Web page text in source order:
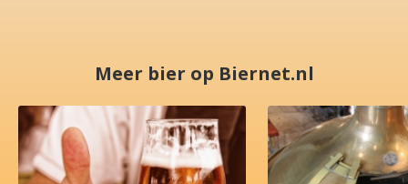
Meer bier op Biernet.nl